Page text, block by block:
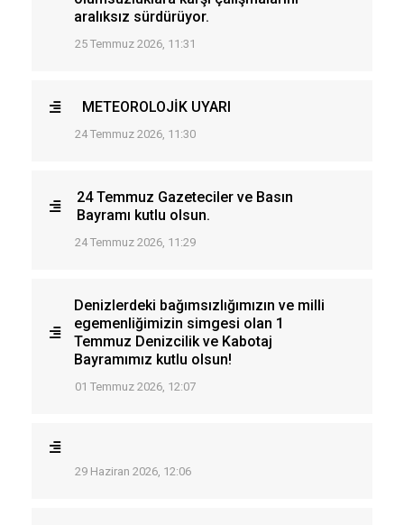
aralıksız sürdürüyor.
25 Temmuz 2026, 11:31
METEOROLOJİK UYARI
24 Temmuz 2026, 11:30
24 Temmuz Gazeteciler ve Basın
Bayramı kutlu olsun.
24 Temmuz 2026, 11:29
Denizlerdeki bağımsızlığımızın ve milli
egemenliğimizin simgesi olan 1
Temmuz Denizcilik ve Kabotaj
Bayramımız kutlu olsun!
01 Temmuz 2026, 12:07
29 Haziran 2026, 12:06